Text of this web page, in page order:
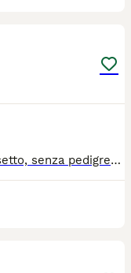
Con un caratteristico disegno nel musetto, senza pedigree, sverminato, vaccinato, abituato alla lettiera e svezzato ha un carattere davvero dolcissimo, molto abituato al contatto umano